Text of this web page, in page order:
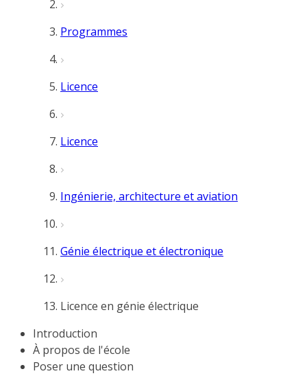
Programmes
Licence
Licence
Ingénierie, architecture et aviation
Génie électrique et électronique
Licence en génie électrique
Introduction
À propos de l'école
Poser une question